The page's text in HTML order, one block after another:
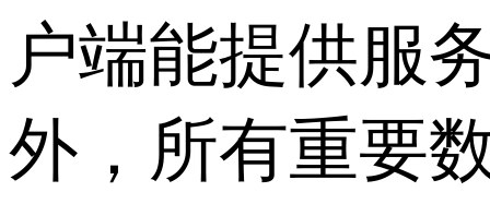
户端能提供服
外，所有重要